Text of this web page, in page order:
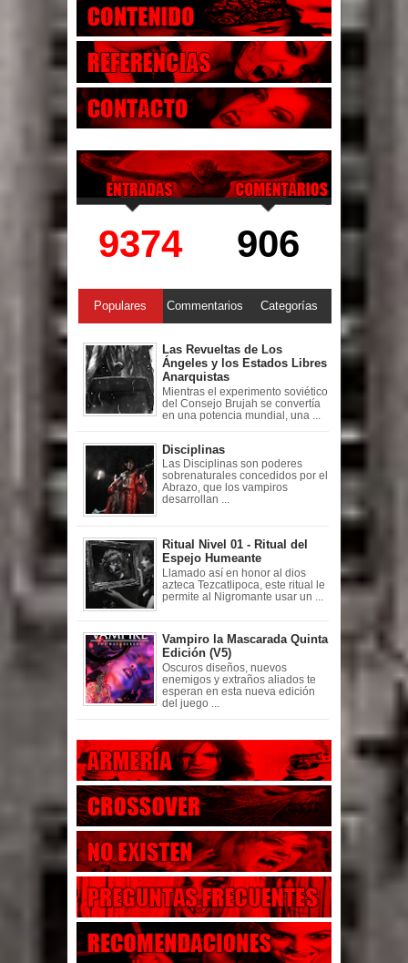
9374 906
Populares Commentarios Categorías
Las Revueltas de Los
Ángeles y los Estados Libres
Anarquistas
Mientras el experimento soviético
del Consejo Brujah se convertía
en una potencia mundial, una ...
Disciplinas
Las Disciplinas son poderes
sobrenaturales concedidos por el
Abrazo, que los vampiros
desarrollan ...
Ritual Nivel 01 - Ritual del
Espejo Humeante
Llamado así en honor al dios
azteca Tezcatlipoca, este ritual le
permite al Nigromante usar un ...
Vampiro la Mascarada Quinta
Edición (V5)
Oscuros diseños, nuevos
enemigos y extraños aliados te
esperan en esta nueva edición
del juego ...